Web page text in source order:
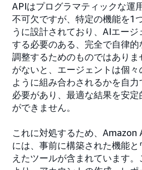
APIはプログラマティックな運
不可欠ですが、特定の機能を1
うに設計されており、AIエー
する必要のある、完全で自律的
調整するためのものではありま
がないと、エージェントは個
ように組み合わされるかを自
必要があり、最適な結果を安定
ができません。
これに対処するため、Amazon
には、事前に構築された機能
えたツールが含まれています